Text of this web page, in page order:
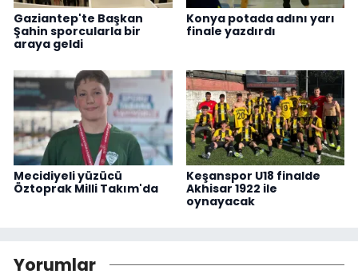
Gaziantep'te Başkan
Şahin sporcularla bir
araya geldi
Konya potada adını yarı
finale yazdırdı
Mecidiyeli yüzücü
Öztoprak Milli Takım'da
Keşanspor U18 finalde
Akhisar 1922 ile
oynayacak
Yorumlar